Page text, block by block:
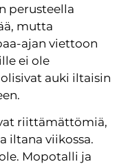
perusteella
mutta
ajan viettoon
ei ole
auki iltaisin
riittämättömiä,
iltana viikossa.
Mopotalli ja